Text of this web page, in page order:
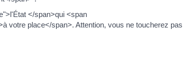
</span>qui <span
votre place</span>. Attention, vous ne toucherez pas